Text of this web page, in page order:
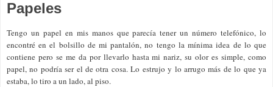
Papeles
Tengo un papel en mis manos que parecía tener un número telefónico, lo
encontré en el bolsillo de mi pantalón, no tengo la mínima idea de lo que
contiene pero se me da por llevarlo hasta mi nariz, su olor es simple, como
papel, no podría ser el de otra cosa. Lo estrujo y lo arrugo más de lo que ya
estaba, lo tiro a un lado, al piso.